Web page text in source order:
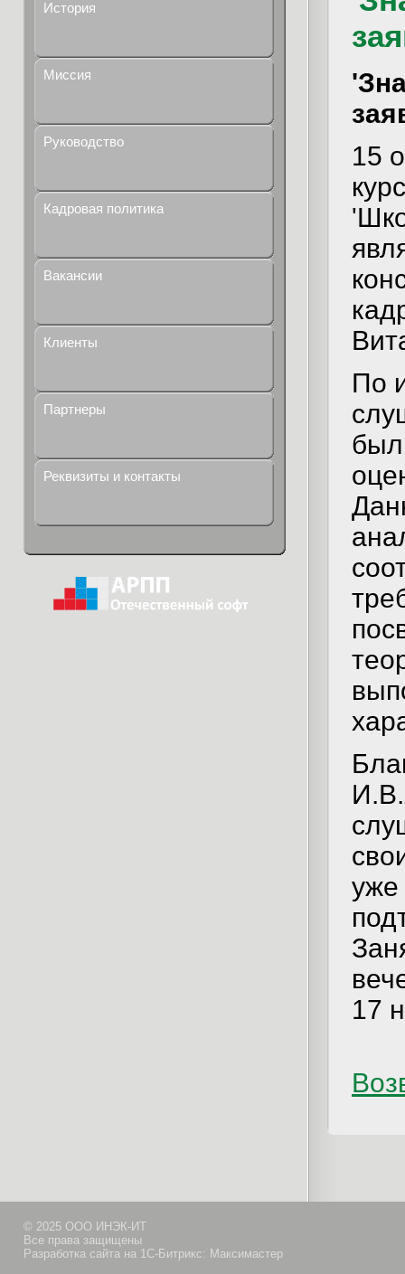
История
Миссия
Руководство
Кадровая политика
Вакансии
Клиенты
Партнеры
Реквизиты и контакты
15
По
17
© 2025 ООО ИНЭК-ИТ
Все права защищены
Разработка сайта на 1С-Битрикс: Максимастер